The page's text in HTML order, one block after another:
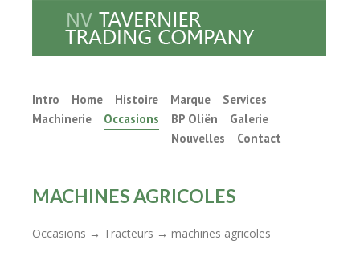
Intro Home Histoire Marque
Services
Machinerie
Occasions BP Oliën
Galerie
Nouvelles
Contact
MACHINES AGRICOLES
Occasions → Tracteurs → machines agricoles